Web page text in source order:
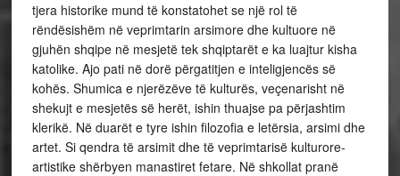
tjera historike mund të konstatohet se një rol të
rëndësishëm në veprimtarin arsimore dhe kultuore në
gjuhën shqipe në mesjetë tek shqiptarët e ka luajtur kisha
katolike. Ajo pati në dorë përgatitjen e inteligjencës së
kohës. Shumica e njerëzëve të kulturës, veçenarisht në
shekujt e mesjetës së herët, ishin thuajse pa përjashtim
klerikë. Në duarët e tyre ishin filozofia e letërsia, arsimi dhe
artet. Si qendra të arsimit dhe të veprimtarisë kulturore-
artistike shërbyen manastiret fetare. Në shkollat pranë